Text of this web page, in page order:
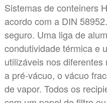
Sistemas de conteiners
acordo com a DIN
seguro. Uma liga de
condutividade térmica e
utilizáveis nos
a pré-vácuo, o vácuo
de vapor. Todos os